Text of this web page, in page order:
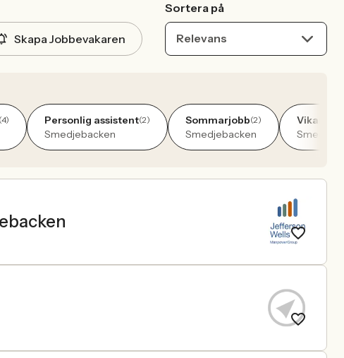
Skapa Jobbevakaren
Sortera på
Relevans
(4) Personlig assistent(2)
Smedjebacken
Sommarjobb(2)
Smedjebacken
Vikarie